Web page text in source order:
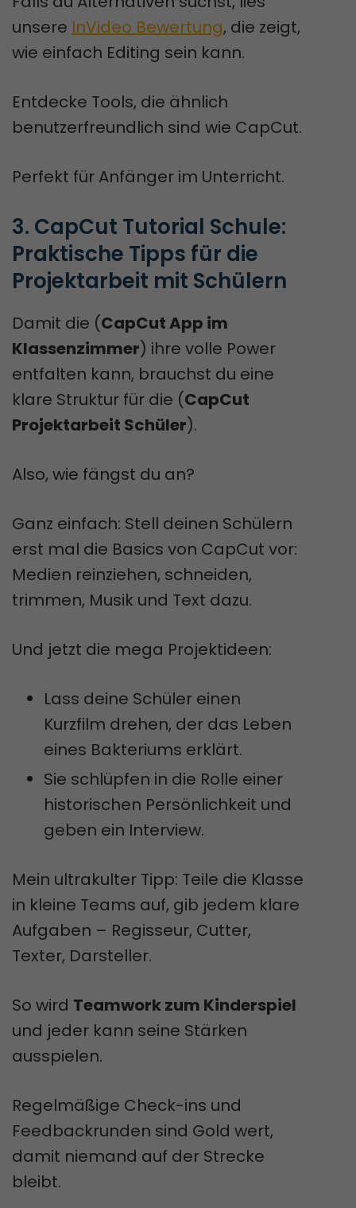
unsere InVideo Bewertung, die zeigt,
wie einfach Editing sein kann.
Entdecke Tools, die ähnlich
benutzerfreundlich sind wie CapCut.
Perfekt für Anfänger im Unterricht.
3. CapCut Tutorial Schule:
Praktische Tipps für die
Projektarbeit mit Schülern
Damit die (CapCut App im
Klassenzimmer) ihre volle Power
entfalten kann, brauchst du eine
klare Struktur für die (CapCut
Projektarbeit Schüler).
Also, wie fängst du an?
Ganz einfach: Stell deinen Schülern
erst mal die Basics von CapCut vor:
Medien reinziehen, schneiden,
trimmen, Musik und Text dazu.
Und jetzt die mega Projektideen:
Lass deine Schüler einen
Kurzfilm drehen, der das Leben
eines Bakteriums erklärt.
Sie schlüpfen in die Rolle einer
historischen Persönlichkeit und
geben ein Interview.
Mein ultrakulter Tipp: Teile die Klasse
in kleine Teams auf, gib jedem klare
Aufgaben – Regisseur, Cutter,
Texter, Darsteller.
So wird Teamwork zum Kinderspiel
und jeder kann seine Stärken
ausspielen.
Regelmäßige Check-ins und
Feedbackrunden sind Gold wert,
damit niemand auf der Strecke
bleibt.